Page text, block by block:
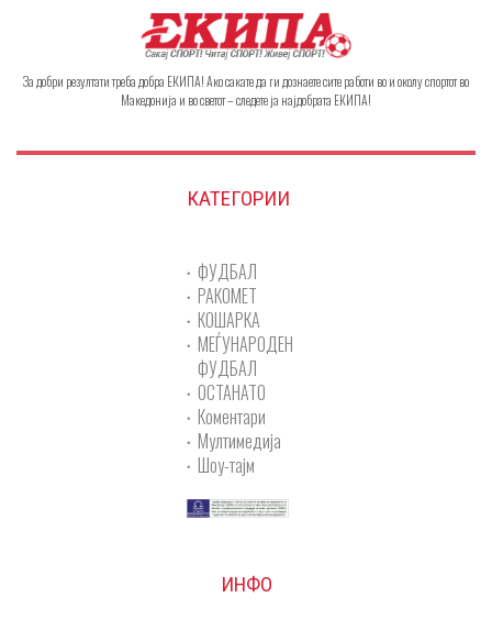
За добри резултати треба добра ЕКИПА! Ако сакате да ги дознаете сите работи во и околу спортот во
Македонија и во светот – следете ја најдобрата ЕКИПА!
КАТЕГОРИИ
ФУДБАЛ
РАКОМЕТ
КОШАРКА
МЕЃУНАРОДЕН
ФУДБАЛ
ОСТАНАТО
Коментари
Мултимедија
Шоу-тајм
ИНФО